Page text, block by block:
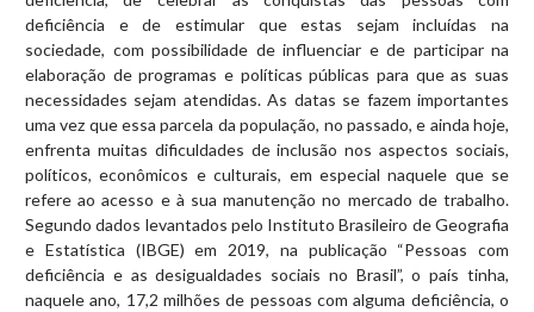
deficiência e de estimular que estas sejam incluídas na
sociedade, com possibilidade de influenciar e de participar na
elaboração de programas e políticas públicas para que as suas
necessidades sejam atendidas. As datas se fazem importantes
uma vez que essa parcela da população, no passado, e ainda hoje,
enfrenta muitas dificuldades de inclusão nos aspectos sociais,
políticos, econômicos e culturais, em especial naquele que se
refere ao acesso e à sua manutenção no mercado de trabalho.
Segundo dados levantados pelo Instituto Brasileiro de Geografia
e Estatística (IBGE) em 2019, na publicação “Pessoas com
deficiência e as desigualdades sociais no Brasil”, o país tinha,
naquele ano, 17,2 milhões de pessoas com alguma deficiência, o